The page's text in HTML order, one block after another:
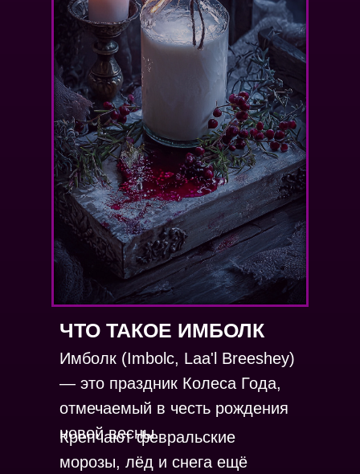
ЧТО ТАКОЕ ИМБОЛК
Крепчают февральские
морозы, лёд и снега ещё
Имболк (Imbolc, Laa'l Breeshey)
— это праздник Колеса Года,
отмечаемый в честь рождения
новой весны.